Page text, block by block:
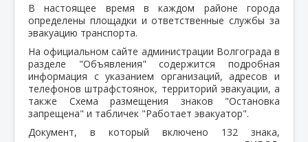
В настоящее время в каждом районе города
определены площадки и ответственные службы за
эвакуацию транспорта.
На официальном сайте администрации Волгограда в
разделе "Объявления" содержится подробная
информация с указанием организаций, адресов и
телефонов штрафстоянок, территорий эвакуации, а
также Схема размещения знаков "Остановка
запрещена" и табличек "Работает эвакуатор".
Документ, в который включено 132 знака,